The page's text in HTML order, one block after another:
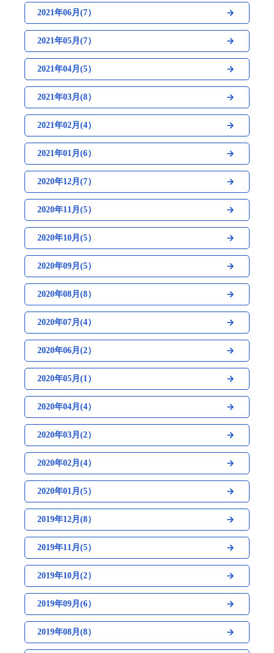
2021年06月(7）
2021年05月(7）
2021年04月(5）
2021年03月(8）
2021年02月(4）
2021年01月(6）
2020年12月(7）
2020年11月(5）
2020年10月(5）
2020年09月(5）
2020年08月(8）
2020年07月(4）
2020年06月(2）
2020年05月(1）
2020年04月(4）
2020年03月(2）
2020年02月(4）
2020年01月(5）
2019年12月(8）
2019年11月(5）
2019年10月(2）
2019年09月(6）
2019年08月(8）